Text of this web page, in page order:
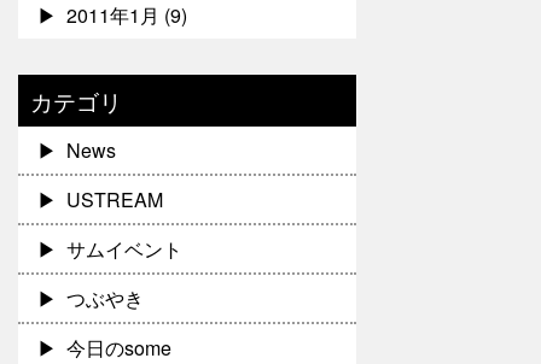
2011年1月 (9)
カテゴリ
News
USTREAM
サムイベント
つぶやき
今日のsome